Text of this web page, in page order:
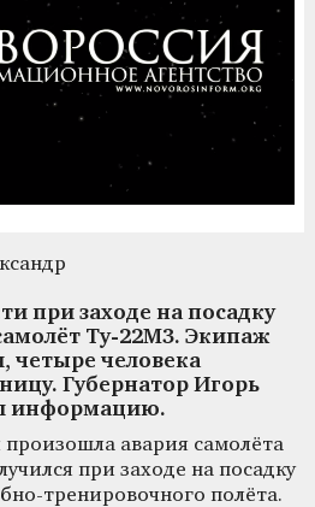
при заходе на посадку
Ту-22М3. Экипаж
четыре человека
Губернатор Игорь
информацию.
авария самолёта
при заходе на посадку
тренировочного полёта.